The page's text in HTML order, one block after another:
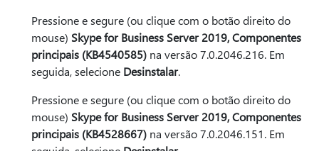
Pressione e segure (ou clique com o botão direito do
mouse) Skype for Business Server 2019, Componentes
principais (KB4540585) na versão 7.0.2046.216. Em
seguida, selecione Desinstalar.
Pressione e segure (ou clique com o botão direito do
mouse) Skype for Business Server 2019, Componentes
principais (KB4528667) na versão 7.0.2046.151. Em